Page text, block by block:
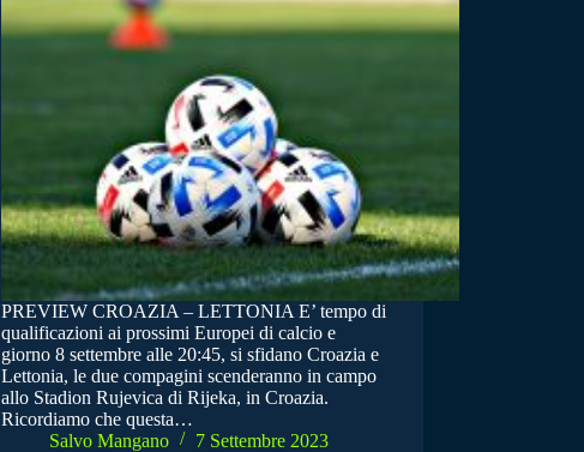
PREVIEW CROAZIA – LETTONIA E’ tempo di
qualificazioni ai prossimi Europei di calcio e
giorno 8 settembre alle 20:45, si sfidano Croazia e
Lettonia, le due compagini scenderanno in campo
allo Stadion Rujevica di Rijeka, in Croazia.
Ricordiamo che questa…
Salvo Mangano
7 Settembre 2023